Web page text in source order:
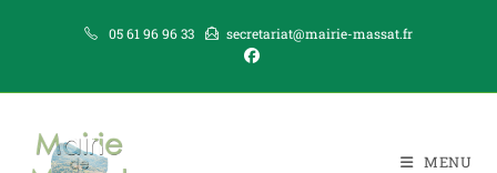
05 61 96 96 33 secretariat@mairie-massat.fr
MENU